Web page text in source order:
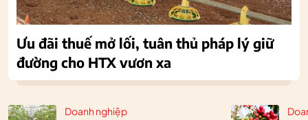
Doanh nghiệp
Ưu đãi thuế mở lối, tuân thủ pháp lý giữ
đường cho HTX vươn xa